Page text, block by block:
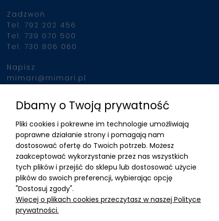
Zadzwoń
Tel. 792 202 456
Tel. 739 070 500
Tel. 730 806 060
Napisz
mimari@mimari.pl
Znajdziesz nas
ADRES
MIMARI sp z o.o.
ul. Kurkowa 12
50-210 Wrocław
Dane rejestracyjne
NIP:8982325327
Dbamy o Twoją prywatność
Pliki cookies i pokrewne im technologie umożliwiają
poprawne działanie strony i pomagają nam
dostosować ofertę do Twoich potrzeb. Możesz
zaakceptować wykorzystanie przez nas wszystkich
tych plików i przejść do sklepu lub dostosować użycie
plików do swoich preferencji, wybierając opcję
"Dostosuj zgody".
Więcej o plikach cookies przeczytasz w naszej Polityce
prywatności.